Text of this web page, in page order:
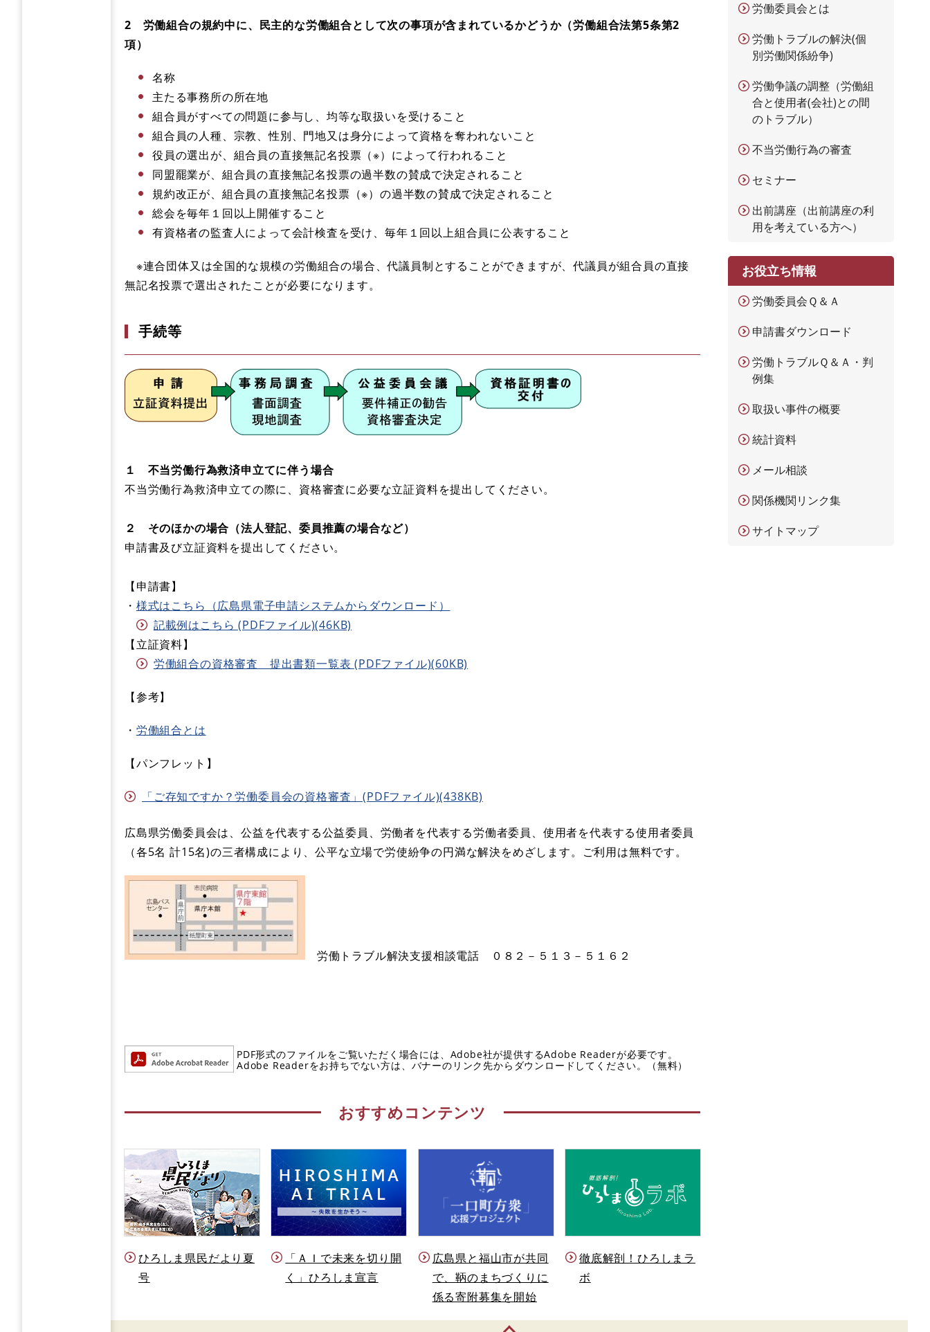
2 労働組合の規約中に、民主的な労働組合として次の事項が含まれているかどうか（労働組合法第5条第2
項）
名称
主たる事務所の所在地
組合員がすべての問題に参与し、均等な取扱いを受けること
組合員の人種、宗教、性別、門地又は身分によって資格を奪われないこと
役員の選出が、組合員の直接無記名投票（※）によって行われること
同盟罷業が、組合員の直接無記名投票の過半数の賛成で決定されること
規約改正が、組合員の直接無記名投票（※）の過半数の賛成で決定されること
総会を毎年１回以上開催すること
有資格者の監査人によって会計検査を受け、毎年１回以上組合員に公表すること
※連合団体又は全国的な規模の労働組合の場合、代議員制とすることができますが、代議員が組合員の直接
無記名投票で選出されたことが必要になります。
手続等
１ 不当労働行為救済申立てに伴う場合
不当労働行為救済申立ての際に、資格審査に必要な立証資料を提出してください。
２ そのほかの場合（法人登記、委員推薦の場合など）
申請書及び立証資料を提出してください。
【申請書】
・ 様式はこちら（広島県電子申請システムからダウンロード）
記載例はこちら (PDFファイル)(46KB)
【立証資料】
労働組合の資格審査 提出書類一覧表 (PDFファイル)(60KB)
【参考】
・ 労働組合とは
【パンフレット】
「ご存知ですか？労働委員会の資格審査」(PDFファイル)(438KB)
​広島県労働委員会は、公益を代表する公益委員、労働者を代表する労働者委員、使用者を代表する使用者委員
（各5名 計15名)の三者構成により、公平な立場で労使紛争の円満な解決をめざします。ご利用は無料です。
労働トラブル解決支援相談電話 ０８２－５１３－５１６２
PDF形式のファイルをご覧いただく場合には、Adobe社が提供するAdobe Readerが必要です。
Adobe Readerをお持ちでない方は、バナーのリンク先からダウンロードしてください。（無料）
おすすめコンテンツ
ひろしま県民だより夏
号
「ＡＩで未来を切り開
く」ひろしま宣言
広島県と福山市が共同
で、鞆のまちづくりに
係る寄附募集を開始
徹底解剖！ひろしまラ
ボ
労働委員会とは
労働トラブルの解決(個
別労働関係紛争)
労働争議の調整（労働組
合と使用者(会社)との間
のトラブル）
不当労働行為の審査
セミナー
出前講座（出前講座の利
用を考えている方へ）
お役立ち情報
労働委員会Ｑ＆Ａ
申請書ダウンロード
労働トラブルＱ＆Ａ・判
例集
取扱い事件の概要
統計資料
メール相談
関係機関リンク集
サイトマップ